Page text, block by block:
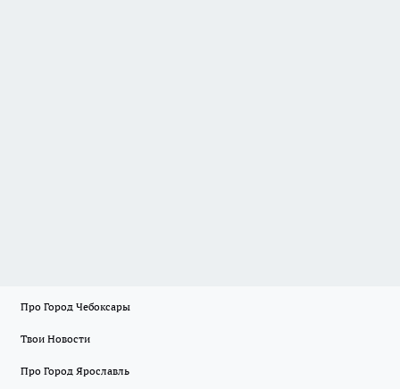
Про Город Чебоксары
Твои Новости
Про Город Ярославль